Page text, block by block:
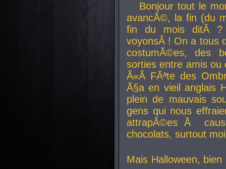
Bonjour tout le
avancÃ©, la fin (du
fin du mois ditÂ ?
voyonsÂ ! On a tous
costumÃ©es, des
sorties entre amis
Â«Â FÃªte des
Ã§a en vieil anglais
plein de mauvais
gens qui nous
attrapÃ©es Ã
chocolats, surtout
Mais Halloween, bien